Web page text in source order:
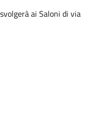
ai Saloni di via